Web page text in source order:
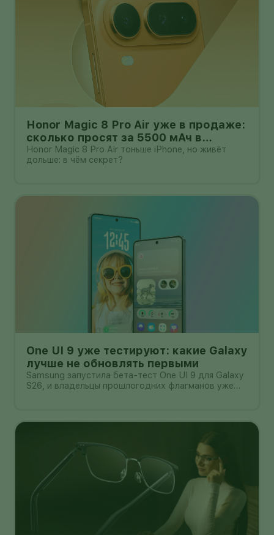
Honor Magic 8 Pro Air уже в продаже:
сколько просят за 5500 мАч в
корпусе толщиной всего 6,1 мм?
Honor Magic 8 Pro Air тоньше iPhone, но живёт
дольше: в чём секрет?
One UI 9 уже тестируют: какие Galaxy
лучше не обновлять первыми
Samsung запустила бета-тест One UI 9 для Galaxy
S26, и владельцы прошлогодних флагманов уже